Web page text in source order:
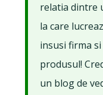
relatia dintre
la care
insusi firma
produsul!
un blog de